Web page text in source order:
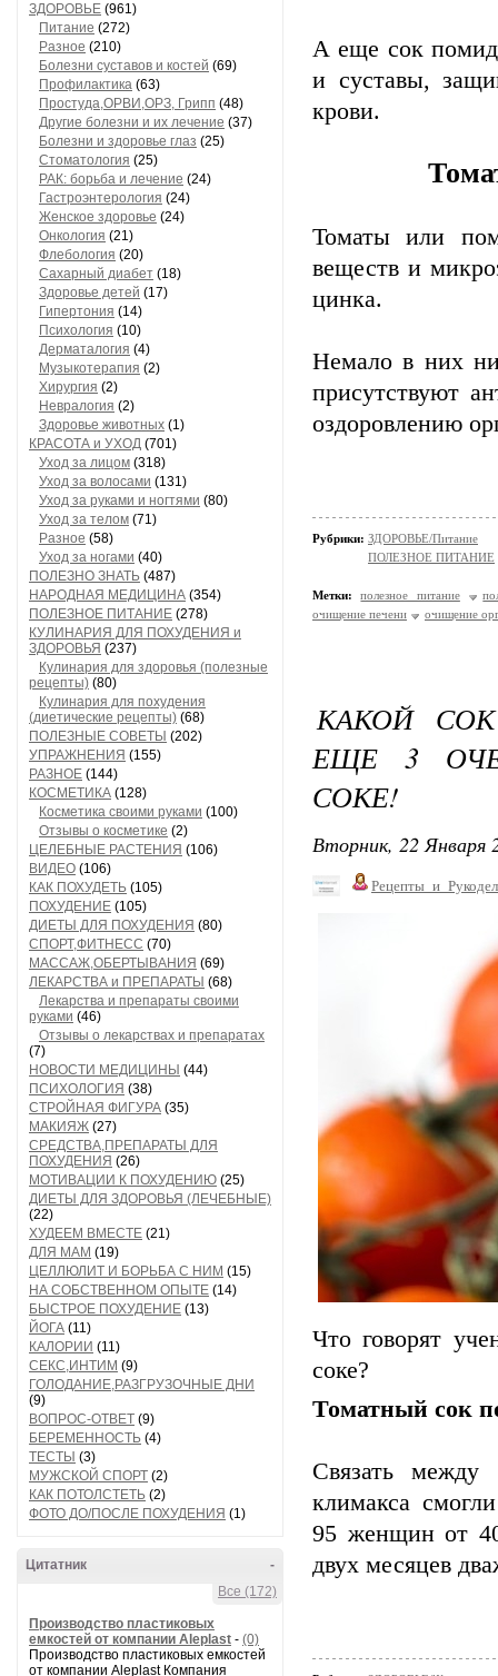
ЗДОРОВЬЕ (961)
Питание (272)
Разное (210)
Болезни суставов и костей (69)
Профилактика (63)
Простуда,ОРВИ,ОРЗ, Грипп (48)
Другие болезни и их лечение (37)
Болезни и здоровье глаз (25)
Стоматология (25)
РАК: борьба и лечение (24)
Гастроэнтерология (24)
Женское здоровье (24)
Онкология (21)
Флебология (20)
Сахарный диабет (18)
Здоровье детей (17)
Гипертония (14)
Психология (10)
Дерматалогия (4)
Музыкотерапия (2)
Хирургия (2)
Невралогия (2)
Здоровье животных (1)
КРАСОТА и УХОД (701)
Уход за лицом (318)
Уход за волосами (131)
Уход за руками и ногтями (80)
Уход за телом (71)
Разное (58)
Уход за ногами (40)
ПОЛЕЗНО ЗНАТЬ (487)
НАРОДНАЯ МЕДИЦИНА (354)
ПОЛЕЗНОЕ ПИТАНИЕ (278)
КУЛИНАРИЯ ДЛЯ ПОХУДЕНИЯ и
ЗДОРОВЬЯ (237)
Кулинария для здоровья (полезные
рецепты) (80)
Кулинария для похудения
(диетические рецепты) (68)
ПОЛЕЗНЫЕ СОВЕТЫ (202)
УПРАЖНЕНИЯ (155)
РАЗНОЕ (144)
КОСМЕТИКА (128)
Косметика своими руками (100)
Отзывы о косметике (2)
ЦЕЛЕБНЫЕ РАСТЕНИЯ (106)
ВИДЕО (106)
КАК ПОХУДЕТЬ (105)
ПОХУДЕНИЕ (105)
ДИЕТЫ ДЛЯ ПОХУДЕНИЯ (80)
СПОРТ,ФИТНЕСС (70)
МАССАЖ,ОБЕРТЫВАНИЯ (69)
ЛЕКАРСТВА и ПРЕПАРАТЫ (68)
Лекарства и препараты своими
руками (46)
Отзывы о лекарствах и препаратах
(7)
НОВОСТИ МЕДИЦИНЫ (44)
ПСИХОЛОГИЯ (38)
СТРОЙНАЯ ФИГУРА (35)
МАКИЯЖ (27)
СРЕДСТВА,ПРЕПАРАТЫ ДЛЯ
ПОХУДЕНИЯ (26)
МОТИВАЦИИ К ПОХУДЕНИЮ (25)
ДИЕТЫ ДЛЯ ЗДОРОВЬЯ (ЛЕЧЕБНЫЕ)
(22)
ХУДЕЕМ ВМЕСТЕ (21)
ДЛЯ МАМ (19)
ЦЕЛЛЮЛИТ И БОРЬБА С НИМ (15)
НА СОБСТВЕННОМ ОПЫТЕ (14)
БЫСТРОЕ ПОХУДЕНИЕ (13)
ЙОГА (11)
КАЛОРИИ (11)
СЕКС,ИНТИМ (9)
ГОЛОДАНИЕ,РАЗГРУЗОЧНЫЕ ДНИ
(9)
ВОПРОС-ОТВЕТ (9)
БЕРЕМЕННОСТЬ (4)
ТЕСТЫ (3)
МУЖСКОЙ СПОРТ (2)
КАК ПОТОЛСТЕТЬ (2)
ФОТО ДО/ПОСЛЕ ПОХУДЕНИЯ (1)
-
Цитатник
Все (172)
Производство пластиковых
емкостей от компании Aleplast - (0)
Производство пластиковых емкостей
от компании Aleplast Компания
А еще сок
и суставы,
крови.
Томаты или
веществ и
цинка.
Немало в них
присутствуют
оздоровлению
Рубрики: ЗДОРОВЬЕ/Питание
ПОЛЕЗНОЕ ПИТАНИЕ
Метки: полезное питание
очищение печени
очищение
КАКОЙ
ЕЩЕ 3
СОКЕ!
Вторник, 22 Января
Что говорят
соке?
Томатный сок
Связать между
климакса
95 женщин от
двух месяцев